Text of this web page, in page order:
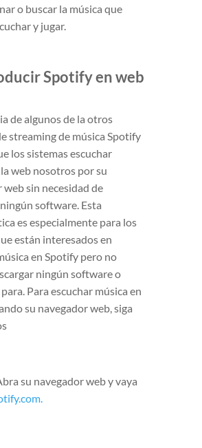
o buscar la música que
y jugar.
Spotify en web
de algunos de la otros
streaming de música Spotify
los sistemas escuchar
web nosotros por su
web sin necesidad de
software. Esta
es especialmente para los
están interesados en
en Spotify pero no
ningún software o
Para escuchar música en
su navegador web, siga
su navegador web y vaya